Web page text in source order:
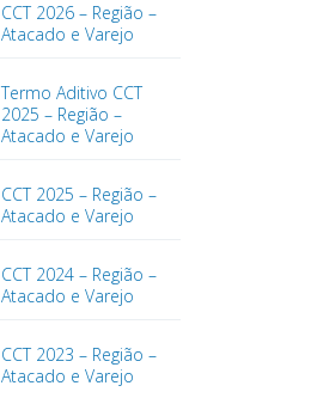
CCT 2026 – Região –
Atacado e Varejo
Termo Aditivo CCT
2025 – Região –
Atacado e Varejo
CCT 2025 – Região –
Atacado e Varejo
CCT 2024 – Região –
Atacado e Varejo
CCT 2023 – Região –
Atacado e Varejo